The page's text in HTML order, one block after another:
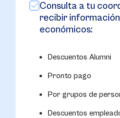
Consulta a tu
recibir
económicos:
Descuentos Alumni
Pronto pago
Por grupos de
Descuentos